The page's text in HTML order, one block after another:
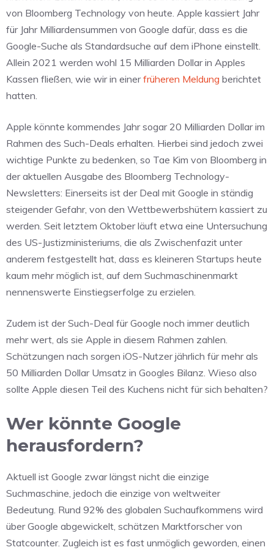
von Bloomberg Technology von heute. Apple kassiert Jahr
für Jahr Milliardensummen von Google dafür, dass es die
Google-Suche als Standardsuche auf dem iPhone einstellt.
Allein 2021 werden wohl 15 Milliarden Dollar in Apples
Kassen fließen, wie wir in einerfrüheren Meldung berichtet
hatten.
Apple könnte kommendes Jahr sogar 20 Milliarden Dollar im
Rahmen des Such-Deals erhalten. Hierbei sind jedoch zwei
wichtige Punkte zu bedenken, so Tae Kim von Bloomberg in
der aktuellen Ausgabe des Bloomberg Technology-
Newsletters: Einerseits ist der Deal mit Google in ständig
steigender Gefahr, von den Wettbewerbshütern kassiert zu
werden. Seit letztem Oktober läuft etwa eine Untersuchung
des US-Justizministeriums, die als Zwischenfazit unter
anderem festgestellt hat, dass es kleineren Startups heute
kaum mehr möglich ist, auf dem Suchmaschinenmarkt
nennenswerte Einstiegserfolge zu erzielen.
Zudem ist der Such-Deal für Google noch immer deutlich
mehr wert, als sie Apple in diesem Rahmen zahlen.
Schätzungen nach sorgen iOS-Nutzer jährlich für mehr als
50 Milliarden Dollar Umsatz in Googles Bilanz. Wieso also
sollte Apple diesen Teil des Kuchens nicht für sich behalten?
Wer könnte Google
herausfordern?
Aktuell ist Google zwar längst nicht die einzige
Suchmaschine, jedoch die einzige von weltweiter
Bedeutung. Rund 92% des globalen Suchaufkommens wird
über Google abgewickelt, schätzen Marktforscher von
Statcounter. Zugleich ist es fast unmöglich geworden, einen